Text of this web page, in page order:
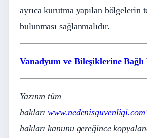
ayrıca kurutma yapılan bölgelerin
bulunması sağlanmalıdır.
Vanadyum ve Bileşiklerine Bağlı
Yazının tüm
haklarıwww.nedenisguvenligi.com
hakları kanunu gereğince